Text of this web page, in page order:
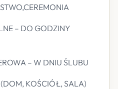
– DO GODZINY
– W DNIU ŚLUBU
KOŚCIÓŁ, SALA)